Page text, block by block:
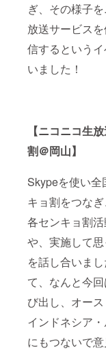
ぎ、その様子
放送サービス
信するという
いました！
【ニコニコ生
割＠岡山】
Skypeを使い全
キョ割をつな
各センキョ割
や、実施して
を話し合いま
て、なんと今
び出し、オース
インドネシア
にもつないで